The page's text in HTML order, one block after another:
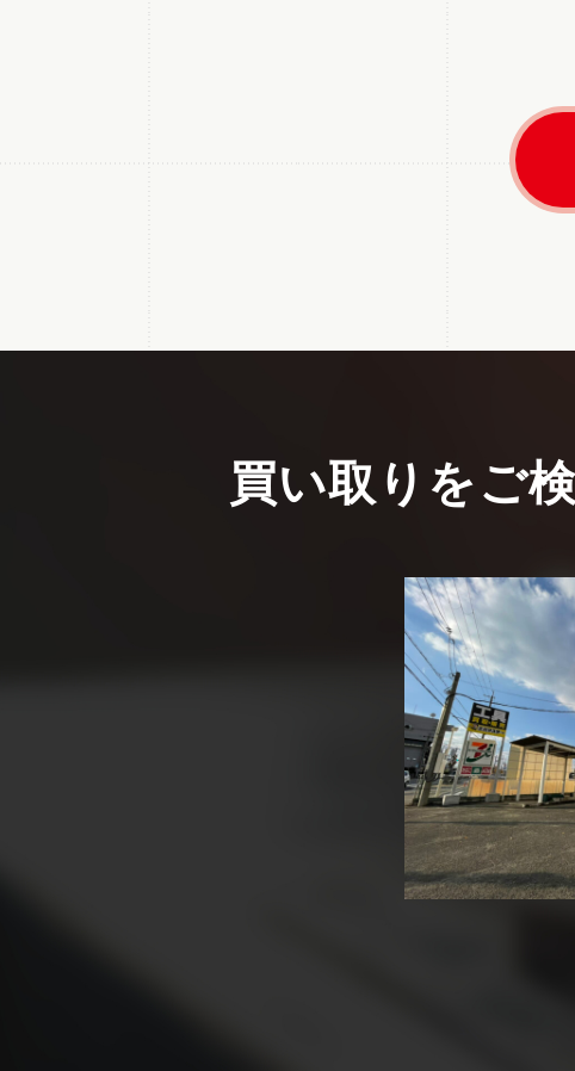
買い取りをご